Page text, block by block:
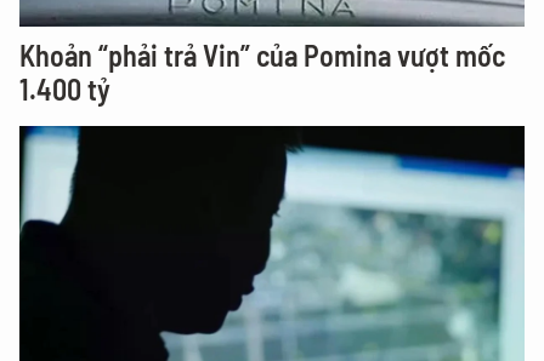
Khoản “phải trả Vin” của Pomina vượt mốc
1.400 tỷ